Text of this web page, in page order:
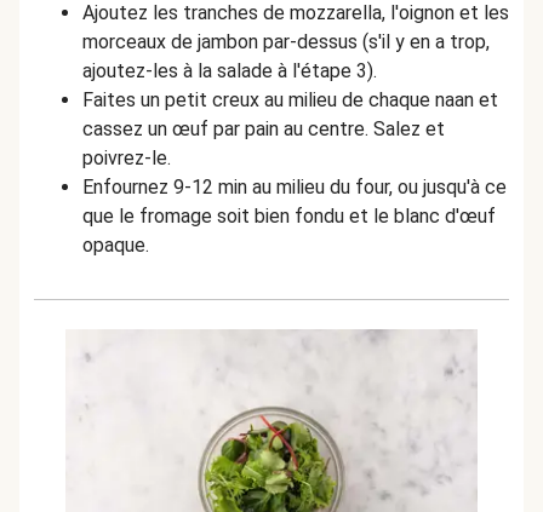
Ajoutez les tranches de mozzarella, l'oignon et les
morceaux de jambon par-dessus (s'il y en a trop,
ajoutez-les à la salade à l'étape 3).
Faites un petit creux au milieu de chaque naan et
cassez un œuf par pain au centre. Salez et
poivrez-le.
Enfournez 9-12 min au milieu du four, ou jusqu'à ce
que le fromage soit bien fondu et le blanc d'œuf
opaque.